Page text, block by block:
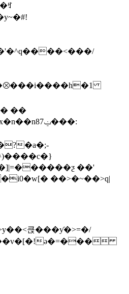
��
��'
��>�~��>q|
큱���ƴ�>=�/